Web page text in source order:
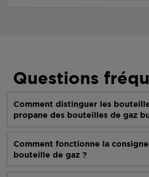
Questions
Comment distinguer les
propane des bouteilles de gaz
Comment fonctionne la consigne
bouteille de gaz ?